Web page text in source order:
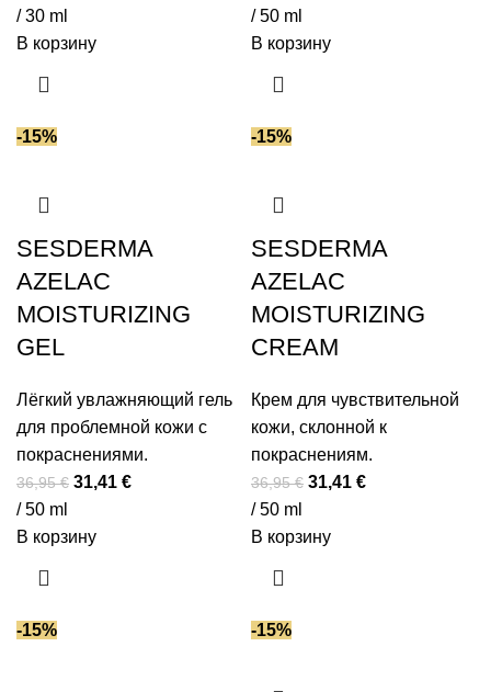
составляла
/ 30 ml
В корзину
составляла
/ 50 ml
В корзину
-15%
SESDERMA
AZELAC
MOISTURIZING
GEL
Лёгкий увлажняющий гель
для проблемной кожи с
покраснениями.
36,95€ Первоначальная
составляла
31,41 €Текущая
/ 50 ml
В корзину
-15%
SESDERMA
AZELAC
MOISTURIZING
CREAM
Крем для чувствительной
кожи, склонной к
покраснениям.
36,95€ Первоначальная
составляла
31,41 €Текущая
/ 50 ml
В корзину
-15% -15%